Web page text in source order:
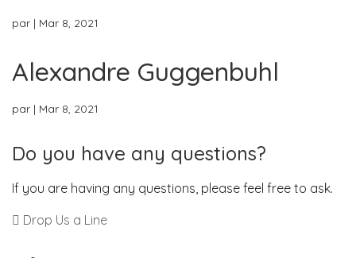
par | Mar 8, 2021
Alexandre Guggenbuhl
par | Mar 8, 2021
Do you have any questions?
If you are having any questions, please feel free to ask.
Drop Us a Line